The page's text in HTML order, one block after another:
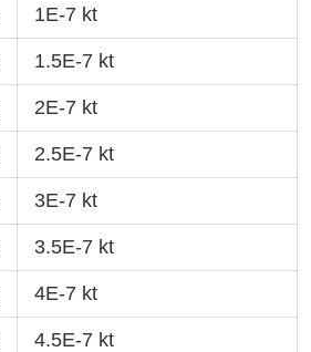
1E-7 kt
1.5E-7 kt
2E-7 kt
2.5E-7 kt
3E-7 kt
3.5E-7 kt
4E-7 kt
4.5E-7 kt